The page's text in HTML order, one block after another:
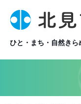
ひと・まち・自然き